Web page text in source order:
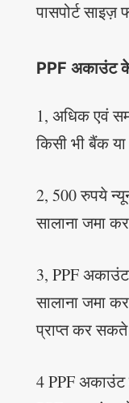
पासपोर्ट साइज़
PPF अकाउंट
1, अधिक एवं
किसी भी बैंक
2, 500 रुपये
सालाना जमा
3, PPF
सालाना जमा
प्राप्त कर सकते
4 PPF